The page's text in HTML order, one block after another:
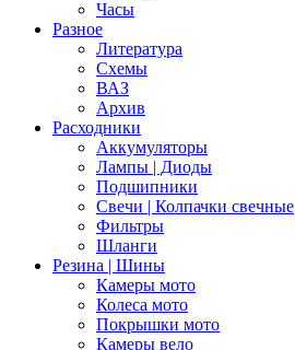
Часы
Разное
Литература
Схемы
ВАЗ
Архив
Расходники
Аккумуляторы
Лампы | Диоды
Подшипники
Свечи | Колпачки свечные
Фильтры
Шланги
Резина | Шины
Камеры мото
Колеса мото
Покрышки мото
Камеры вело